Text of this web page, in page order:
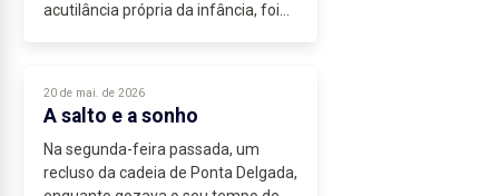
acutilância própria da infância, foi
mais...
20 de mai. de 2026
A salto e a sonho
Na segunda-feira passada, um
recluso da cadeia de Ponta Delgada,